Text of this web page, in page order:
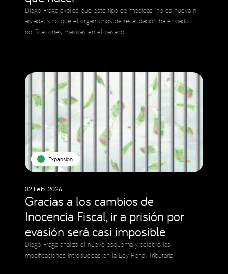
Diego Fraga explicó que este tipo de medidas “no es nueva ni
aislada”, sino que el organismos de recaudación ha enviado
notificaciones masivas en el pasado
Expansion
02 Feb. 2026
Gracias a los cambios de
Inocencia Fiscal, ir a prisión por
evasión será casi imposible
Diego Fraga analizó el nuevo esquema y celebró las
modificaciones introducidas en la Ley Penal Tributaria